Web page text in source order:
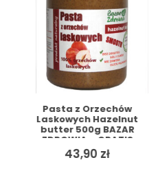
Pasta z Orzechów
Laskowych Hazelnut
butter 500g BAZAR
ZDROWIA + GRATIS
43,90zł